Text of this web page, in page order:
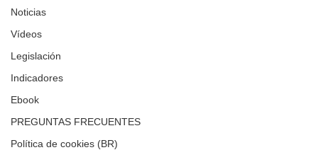
Noticias
Vídeos
Legislación
Indicadores
Ebook
PREGUNTAS FRECUENTES
Política de cookies (BR)